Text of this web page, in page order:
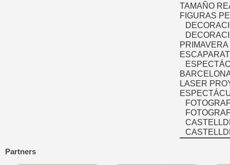
TAMAÑO
FIGURAS
PRIMAVERA
LASER
Partners